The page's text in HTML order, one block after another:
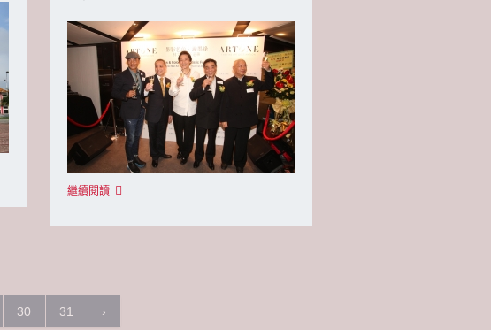
繼續閱讀
30 31 ›